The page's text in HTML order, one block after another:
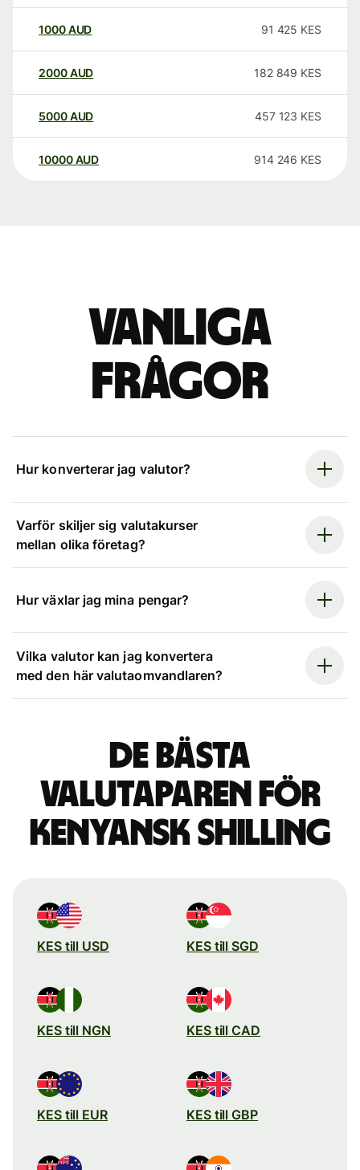
1000AUD 91 425 KES
2000AUD 182 849 KES
5000AUD 457 123 KES
10000 AUD 914 246 KES
Vanliga
frågor
Hur konverterar jag valutor?
Varför skiljer sig valutakurser
mellan olika företag?
Hur växlar jag mina pengar?
Vilka valutor kan jag konvertera
med den här valutaomvandlaren?
De bästa
valutaparen för
kenyansk shilling
KES till USD KES till SGD
KES till NGN KES till CAD
KES till EUR KES till GBP